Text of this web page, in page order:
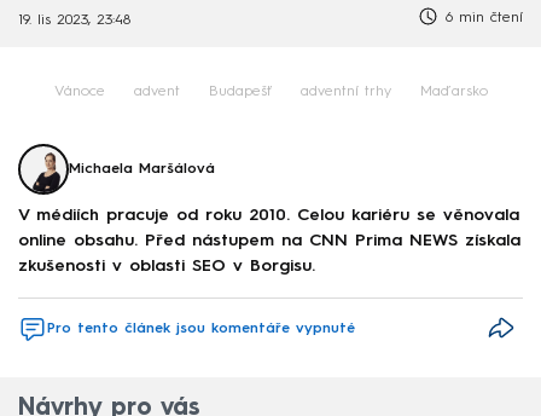
19. lis 2023, 23:48 6 min čtení
Vánoce advent Budapešť adventní trhy Maďarsko
Michaela Maršálová
V médiích pracuje od roku 2010. Celou kariéru se věnovala
online obsahu. Před nástupem na CNN Prima NEWS získala
zkušenosti v oblasti SEO v Borgisu.
Pro tento článek jsou komentáře vypnuté
Návrhy pro vás